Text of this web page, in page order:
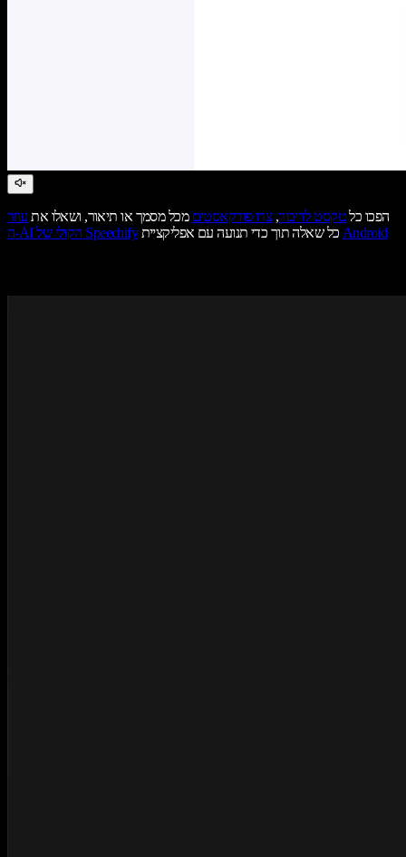
הפכו כלטקסט לדיבור,צרו פודקאסטים מכל מסמך או תיאור, ושאלו את עוזר
ה-AI הקולי של Speechify
כל שאלה תוך כדי תנועה עם אפליקצייתAndroid